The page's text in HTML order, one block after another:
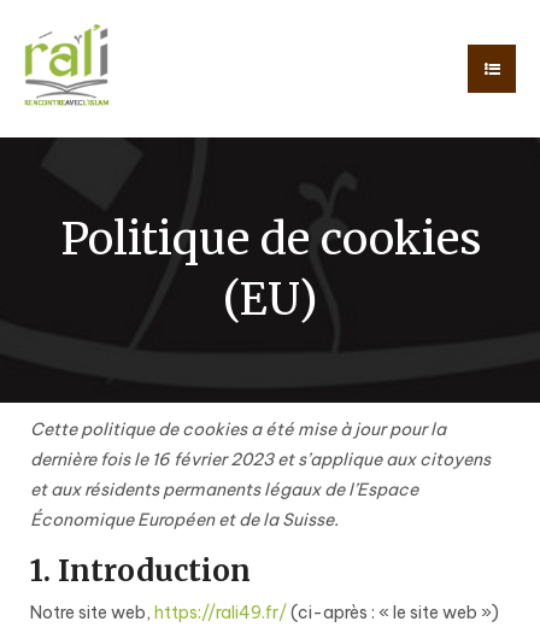
Politique de cookies
(EU)
Cette politique de cookies a été mise à jour pour la
dernière fois le 16 février 2023 et s’applique aux citoyens
et aux résidents permanents légaux de l’Espace
Économique Européen et de la Suisse.
1. Introduction
Notre site web, https://rali49.fr/(ci-après : « le site web »)